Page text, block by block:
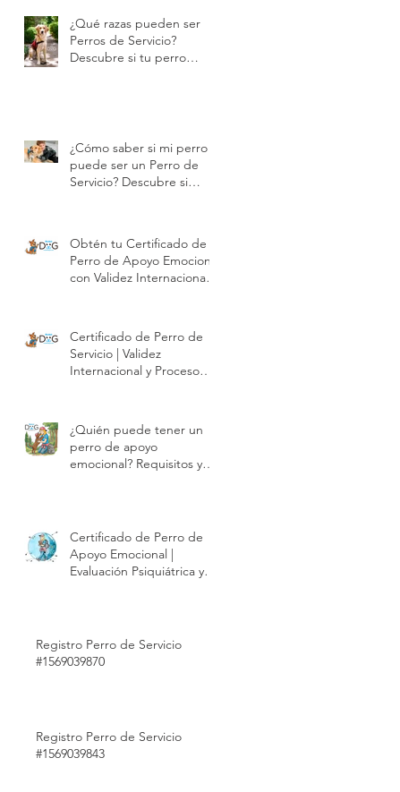
¿Qué razas pueden ser
Perros de Servicio?
Descubre si tu perro
¿Cómo saber si mi perro
puede ser un Perro de
Servicio? Descubre si
Obtén tu Certificado de
Perro de Apoyo Emocional
con Validez Internacional |
Certificado de Perro de
Servicio | Validez
Internacional y Proceso
¿Quién puede tener un
perro de apoyo
emocional? Requisitos y
Certificado de Perro de
Apoyo Emocional |
Evaluación Psiquiátrica y
Registro Perro de Servicio
#1569039870
Registro Perro de Servicio
#1569039843